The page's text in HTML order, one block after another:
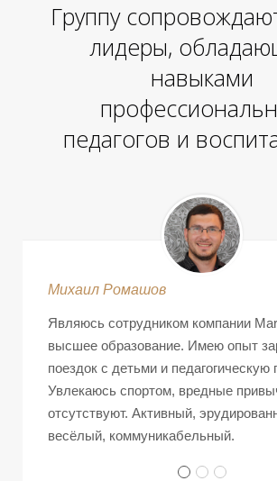
Группу
лидеры,
навыками
педагогов и
Михаил Ромашов
Являюсь сотрудником компании
высшее образование. Имею опыт
поездок с детьми и педагогическую
Увлекаюсь спортом, вредные
отсутствуют. Активный,
весёлый, коммуникабельный.